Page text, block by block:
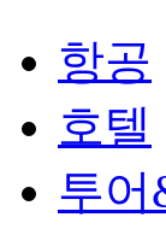
항공
호텔
투어